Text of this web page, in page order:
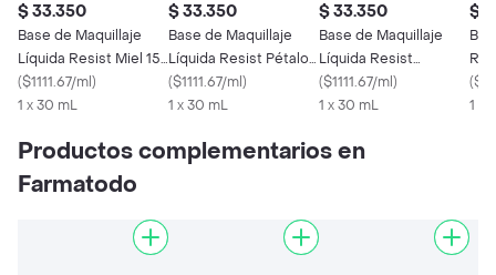
$ 33.350
Base de Maquillaje
Líquida Resist Miel 15
30H Vogue 30 mL
($1111.67/ml)
1 x 30 mL
$ 33.350
Base de Maquillaje
Líquida Resist Pétalo
05 30H Vogue 30 mL
($1111.67/ml)
1 x 30 mL
$ 33.350
Base de Maquillaje
Líquida Resist
Capuccino 12 30H
Vogue 30 mL
($1111.67/ml)
1 x 30 mL
$
(
1
Productos complementarios en
Farmatodo